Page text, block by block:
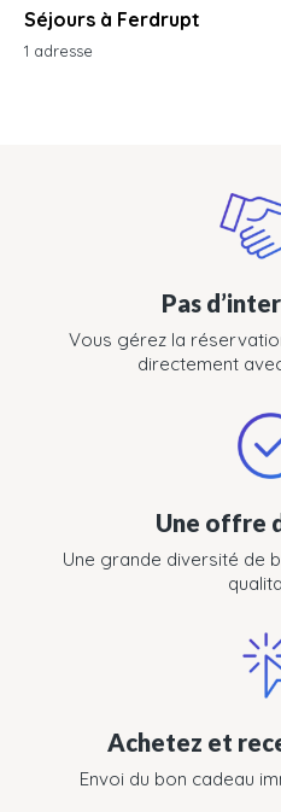
Séjours à Ferdrupt
1 adresse
Pas
Vous gérez la
directement
Une offre
Une grande diversité de
Achetez et
Envoi du bon cadeau